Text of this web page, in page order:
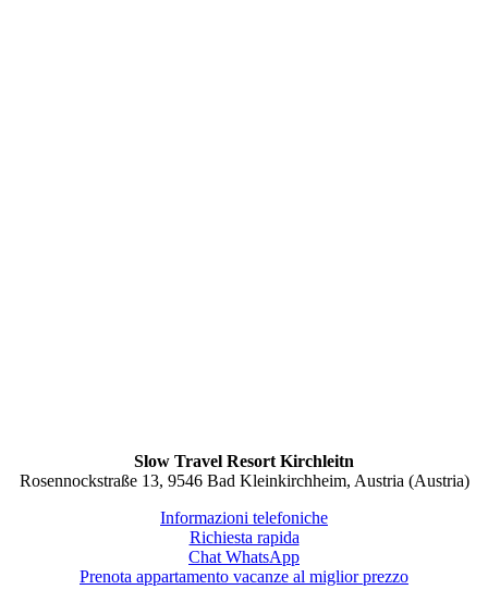
Slow Travel Resort Kirchleitn
Rosennockstraße 13, 9546 Bad Kleinkirchheim, Austria (Austria)
Informazioni telefoniche
Richiesta rapida
Chat WhatsApp
Prenota appartamento vacanze al miglior prezzo